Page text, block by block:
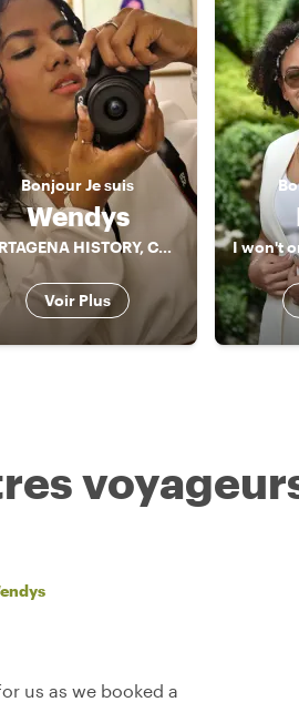
BonjourJe suis
Wendys
CARTAGENA HISTORY, CULTURE AND GASTRONOMY!!
Voir Plus
us as we booked a